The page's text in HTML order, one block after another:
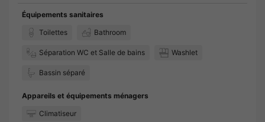
Équipements sanitaires
Toilettes
Bathroom
Séparation WC et Salle de bains Washlet
Bassin séparé
Appareils et équipements ménagers
Climatiseur